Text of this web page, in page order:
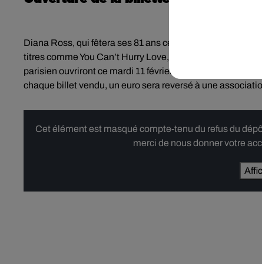
Diana Ross, qui fêtera ses 81 ans cette année, a connu
titres comme You Can’t Hurry Love, Ain’t No Mountain
parisien ouvriront ce mardi 11 février à 10h. Pour la
chaque billet vendu, un euro sera reversé à une
Cet élément est masqué compte-tenu du refus du
merci de nous donner votre